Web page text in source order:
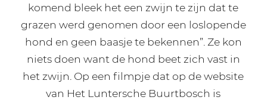
komend bleek het een zwijn te zijn dat te
grazen werd genomen door een loslopende
hond en geen baasje te bekennen”. Ze kon
niets doen want de hond beet zich vast in
het zwijn. Op een filmpje dat op de website
van Het Luntersche Buurtbosch is